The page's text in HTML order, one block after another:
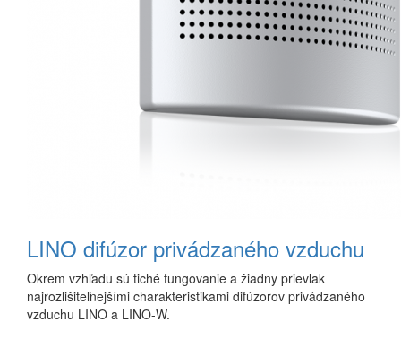
LINO difúzor privádzaného vzduchu
Okrem vzhľadu sú tiché fungovanie a žiadny prievlak
najrozlišiteľnejšími charakteristikami difúzorov privádzaného
vzduchu LINO a LINO-W.